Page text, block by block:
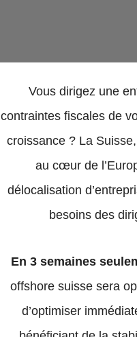
Vous dirigez une
contraintes fiscales de
croissance ? La
au cœur de
délocalisation
besoins des
En 3 semaines
offshore suisse sera
d’optimiser